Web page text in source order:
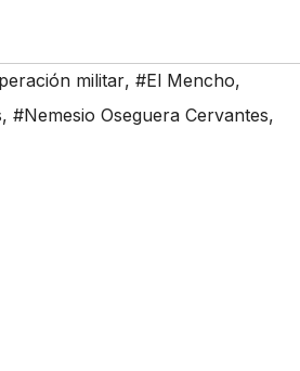
militar, #El Mencho,
, #Nemesio Oseguera Cervantes,